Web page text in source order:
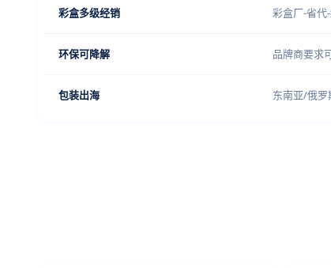
彩盒多级经销 彩盒厂-省代
环保可降解 品牌商要求
包装出海 东南亚/俄